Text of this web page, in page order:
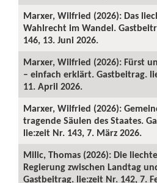
Marxer, Wilfried (2026): Das
Wahlrecht im Wandel.
146, 13. Juni 2026.
Marxer, Wilfried (2026): Fürst
– einfach erklärt. Gastbeitrag.
11. April 2026.
Marxer, Wilfried (2026):
tragende Säulen des Staates.
lie:zeit Nr. 143, 7. März 2026.
Milic, Thomas (2026): Die
Regierung zwischen Landtag
Gastbeitrag. lie:zeit Nr. 142, 7.